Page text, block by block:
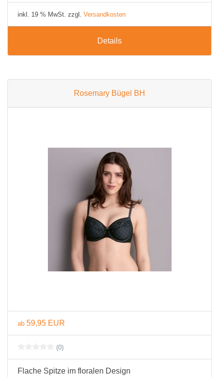
inkl. 19 % MwSt. zzgl. Versandkosten
Details
Rosemary Bügel BH
ab 59,95 EUR
(0)
Flache Spitze im floralen Design